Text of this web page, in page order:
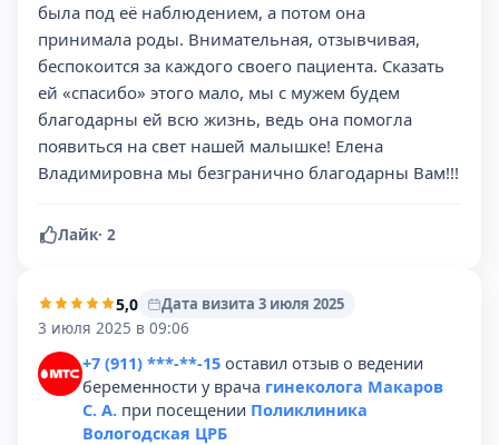
была под её наблюдением, а потом она
принимала роды. Внимательная, отзывчивая,
беспокоится за каждого своего пациента. Сказать
ей «спасибо» этого мало, мы с мужем будем
благодарны ей всю жизнь, ведь она помогла
появиться на свет нашей малышке! Елена
Владимировна мы безгранично благодарны Вам!!!
Лайк· 2
5,0
Дата визита 3 июля 2025
3 июля 2025 в 09:06
+7 (911) ***-**-15 оставил отзыв о ведении
беременности у врача гинеколога Макаров
С. А. при посещении Поликлиника
Вологодская ЦРБ